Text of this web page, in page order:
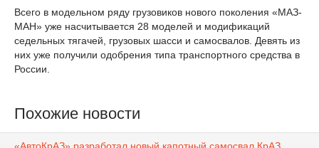
Всего в модельном ряду грузовиков нового поколения «МАЗ-
МАН» уже насчитывается 28 моделей и модификаций
седельных тягачей, грузовых шасси и самосвалов. Девять из
них уже получили одобрения типа транспортного средства в
России.
Похожие новости